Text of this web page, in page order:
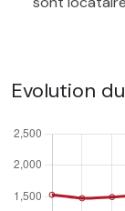
Evolution